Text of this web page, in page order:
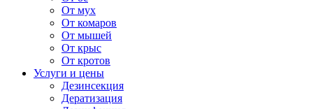
От мух
От комаров
От мышей
От крыс
От кротов
Услуги и цены
Дезинсекция
Дератизация